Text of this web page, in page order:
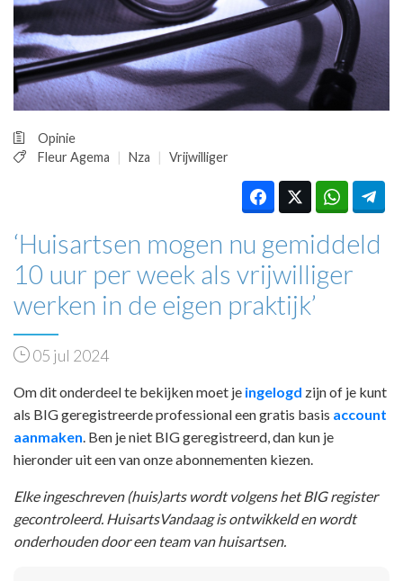
PRAKTIJKZAKEN
TARIEVEN
VPHUISARTSEN
MEDISCHE VAKHANDEL
REGISTRATIE
Opinie
Fleur Agema
Nza Vrijwilliger
‘Huisartsen mogen nu gemiddeld
10 uur per week als vrijwilliger
werken in de eigen praktijk’
05 jul 2024
Om dit onderdeel te bekijken moet je ingelogd zijn of je kunt
als BIG geregistreerde professional een gratis basis account
aanmaken . Ben je niet BIG geregistreerd, dan kun je
hieronder uit een van onze abonnementen kiezen.
Elke ingeschreven (huis)arts wordt volgens het BIG register
gecontroleerd. HuisartsVandaag is ontwikkeld en wordt
onderhouden door een team van huisartsen.